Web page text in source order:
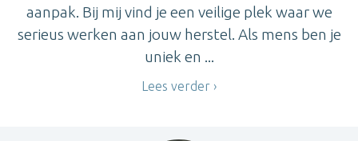
aanpak. Bij mij vind je een veilige plek waar we
serieus werken aan jouw herstel. Als mens ben je
uniek en ...
Lees verder